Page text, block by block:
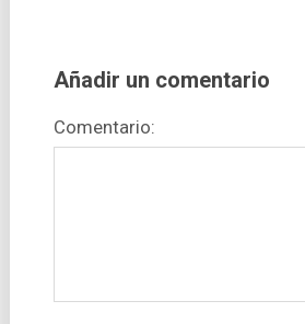
Añadir un comentario
Comentario: